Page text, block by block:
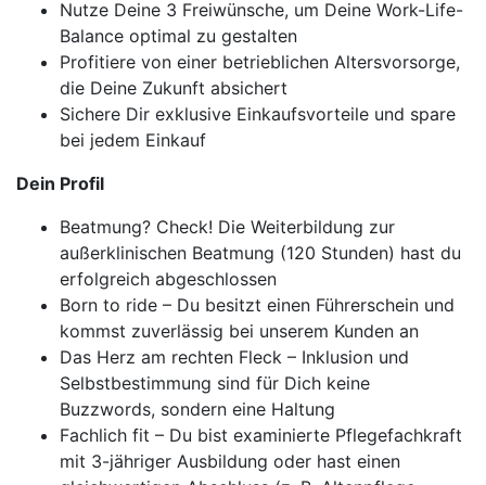
Nutze Deine 3 Freiwünsche, um Deine Work-Life-
Balance optimal zu gestalten
Profitiere von einer betrieblichen Altersvorsorge,
die Deine Zukunft absichert
Sichere Dir exklusive Einkaufsvorteile und spare
bei jedem Einkauf
Dein Profil
Beatmung? Check! Die Weiterbildung zur
außerklinischen Beatmung (120 Stunden) hast du
erfolgreich abgeschlossen
Born to ride – Du besitzt einen Führerschein und
kommst zuverlässig bei unserem Kunden an
Das Herz am rechten Fleck – Inklusion und
Selbstbestimmung sind für Dich keine
Buzzwords, sondern eine Haltung
Fachlich fit – Du bist examinierte Pflegefachkraft
mit 3-jähriger Ausbildung oder hast einen